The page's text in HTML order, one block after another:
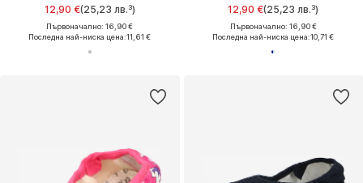
12,90 €(25,23 лв.³)
Първоначално: 16,90 €
Последна най-ниска цена:11,61 €
12,90 €(25,23 лв.³)
Първоначално: 16,90 €
Последна най-ниска цена:10,71 €